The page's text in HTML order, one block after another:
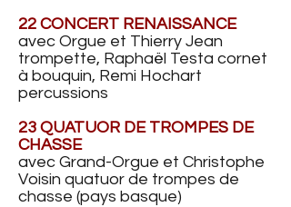
22 CONCERT RENAISSANCE
avec Orgue et Thierry Jean
trompette, Raphaël Testa cornet
à bouquin, Remi Hochart
percussions
23 QUATUOR DE TROMPES DE
CHASSE
avec Grand-Orgue et Christophe
Voisin quatuor de trompes de
chasse (pays basque)